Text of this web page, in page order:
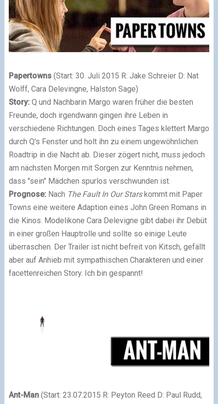
Papertowns(Start: 30. Juli 2015 R: Jake Schreier D: Nat
Wolff, Cara Delevingne, Halston Sage)
Story:Q und Nachbarin Margo waren früher die besten
Freunde, doch irgendwann gingen ihre Leben in
verschiedene Richtungen. Doch eines Tages klettert Margo
durch Q's Fenster und holt ihn zu einem ungewöhnlichen
Roadtrip in die Nacht ab. Dieser zögert nicht, muss jedoch
am nächsten Morgen mit Sorgen zur Kenntnis nehmen,
dass "sein" Mädchen spurlos verschwunden ist.
Prognose:Nach The Fault In Our Starskommt mit Paper
Towns eine weitere Adaption eines John Green Romans in
die Kinos. Modelikone Cara Delevigne gibt dabei ihr Debüt
in einer großen Hauptrolle und sollte so einige Leute
überraschen. Der Trailer ist nicht befreit von Kitsch, gefällt
aber auf Anhieb mit sympathischen Charakteren und einer
facettenreichen Story. Ich bin gespannt!
Ant-Man(Start: 23.07.2015 R: Peyton Reed D: Paul Rudd,